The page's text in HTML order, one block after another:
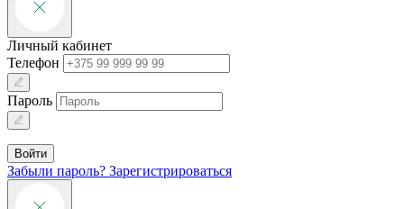
Личный кабинет
Телефон
Пароль
Войти
Забыли пароль? Зарегистрироваться